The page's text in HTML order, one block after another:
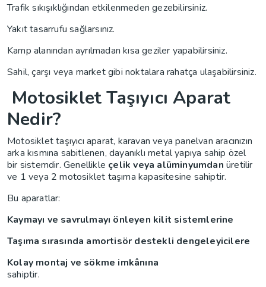
Trafik sıkışıklığından etkilenmeden gezebilirsiniz.
Yakıt tasarrufu sağlarsınız.
Kamp alanından ayrılmadan kısa geziler yapabilirsiniz.
Sahil, çarşı veya market gibi noktalara rahatça ulaşabilirsiniz.
Motosiklet Taşıyıcı Aparat
Nedir?
Motosiklet taşıyıcı aparat, karavan veya panelvan aracınızın
arka kısmına sabitlenen, dayanıklı metal yapıya sahip özel
bir sistemdir. Genellikle çelik veya alüminyumdan üretilir
ve 1 veya 2 motosiklet taşıma kapasitesine sahiptir.
Bu aparatlar:
Kaymayı ve savrulmayı önleyen kilit sistemlerine
Taşıma sırasında amortisör destekli dengeleyicilere
Kolay montaj ve sökme imkânına
sahiptir.